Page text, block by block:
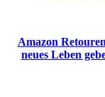
Amazon
neues Leben